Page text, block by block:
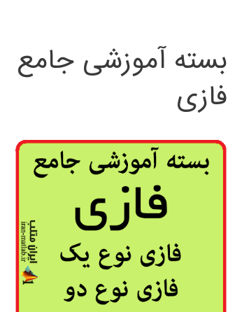
بسته آموزشی جامع
فازی